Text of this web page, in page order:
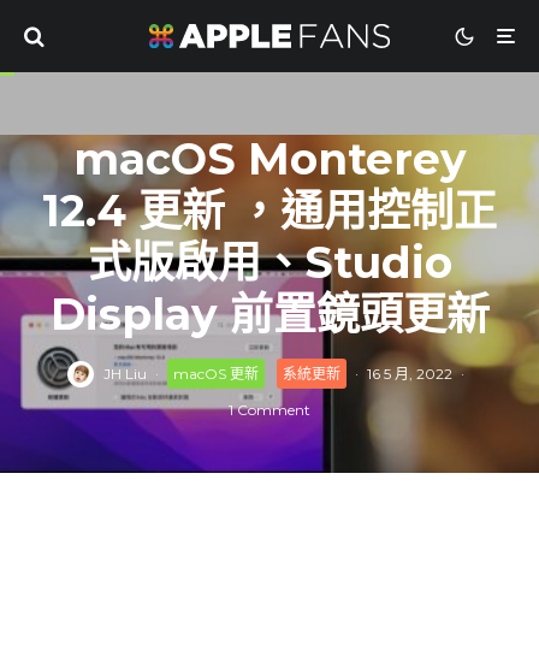
macOS Monterey
12.4 更新 ，通用控制正
式版啟用、Studio
Display 前置鏡頭更新
JH Liu · macOS 更新 系統更新 · 16 5 月, 2022 ·
1 Comment